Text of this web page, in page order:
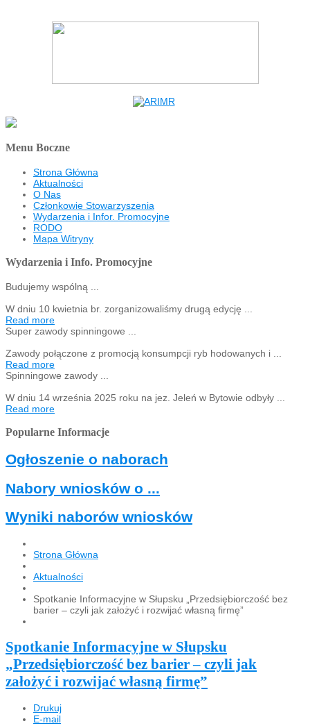
Menu Boczne
Strona Główna
Aktualności
O Nas
Członkowie Stowarzyszenia
Wydarzenia i Infor. Promocyjne
RODO
Mapa Witryny
Wydarzenia i Info. Promocyjne
Budujemy wspólną ...
W dniu 10 kwietnia br. zorganizowaliśmy drugą edycję ...
Read more
Super zawody spinningowe ...
Zawody połączone z promocją konsumpcji ryb hodowanych i ...
Read more
Spinningowe zawody ...
W dniu 14 września 2025 roku na jez. Jeleń w Bytowie odbyły ...
Read more
Popularne Informacje
Ogłoszenie o naborach
Nabory wniosków o ...
Wyniki naborów wniosków
Strona Główna
Aktualności
Spotkanie Informacyjne w Słupsku „Przedsiębiorczość bez
barier – czyli jak założyć i rozwijać własną firmę”
Spotkanie Informacyjne w Słupsku
„Przedsiębiorczość bez barier – czyli jak
założyć i rozwijać własną firmę”
Drukuj
E-mail